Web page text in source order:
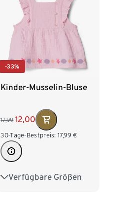
-33%
Kinder-Musselin-Bluse
17,99 12,00
30-Tage-Bestpreis: 17,99 €
Verfügbare Größen
74/80 86/92